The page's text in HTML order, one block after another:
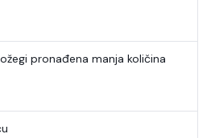
pronađena manja količina